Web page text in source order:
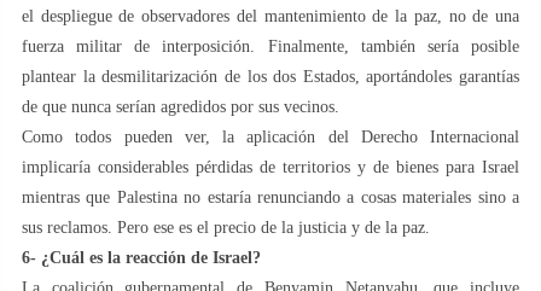
el despliegue de observadores del mantenimiento de la paz, no de una
fuerza militar de interposición. Finalmente, también sería posible
plantear la desmilitarización de los dos Estados, aportándoles garantías
de que nunca serían agredidos por sus vecinos.
Como todos pueden ver, la aplicación del Derecho Internacional
implicaría considerables pérdidas de territorios y de bienes para Israel
mientras que Palestina no estaría renunciando a cosas materiales sino a
sus reclamos. Pero ese es el precio de la justicia y de la paz.
6- ¿Cuál es la reacción de Israel?